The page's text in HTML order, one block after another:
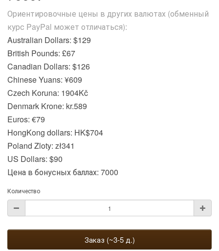
Ориентировочные цены в других валютах (обменный
курс PayPal может отличаться):
Australian Dollars: $129
British Pounds: £67
Canadian Dollars: $126
Chinese Yuans: ¥609
Czech Koruna: 1904Kč
Denmark Krone: kr.589
Euros: €79
HongKong dollars: HK$704
Poland Zloty: zł341
US Dollars: $90
Цена в бонусных баллах: 7000
Количество
Заказ (~3-5 д.)